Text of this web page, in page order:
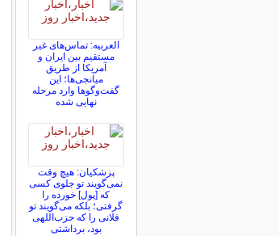
العربیه: تماس‌های غیر
مستقیم بین ایران و
آمریکا از طریق
میانجی‌ها؛ این
گفت‌و‌گو‌ها وارد مرحله
نهایی شده
پزشکیان: هیچ وقت
نمی‌گویند تو جلوی کسی
که [پول] خورده را
گرفتی؛ بلکه می‌گویند تو
فلانی را که حزب‌اللهی
بود، برداشتی